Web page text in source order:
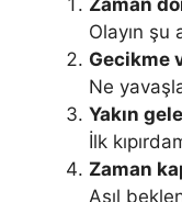
Zaman
Olayın şu
Gecikme
Ne
Yakın
İlk
Zaman
Asıl